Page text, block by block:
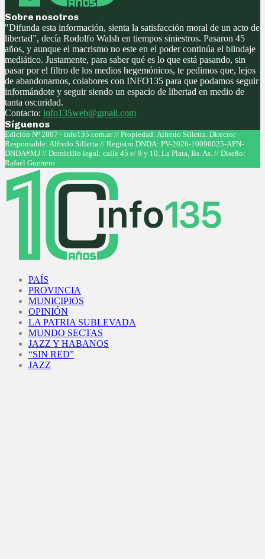
Sobre nosotros
"Difunda esta información, sienta la satisfacción moral de un acto de
libertad”, decía Rodolfo Walsh en tiempos siniestros. Pasaron 45
años, y aunque el macrismo no este en el poder continúa el blindaje
mediático. Justamente, para saber qué es lo que está pasando, sin
pasar por el filtro de los medios hegemónicos, te pedimos que, lejos
de abandonarnos, colabores con INFO135 para que podamos seguir
informándote y seguir siendo un espacio de libertad en medio de
tanta oscuridad.
Contacto: info135web@gmail.com
Síguenos
Facebook
Twitter
Instagram
Youtube
Edición Nº 2807 - info135.com.ar // Propiedad: Alfredo Silletta. Director
Responsable: Alfredo Silletta // Registro DNDA: PV-2026-10090025-APN-
DNDA#MJ // Domicilio legal: calle 45 e/ 9 y 10, La Plata, Bs. As. // Diseño:
Rafael Guerrero
PAÍS
PROVINCIA
MUNICIPIOS
OPINIÓN
LA PATRIA SUBLEVADA
MUNDO SECTAS
JAZZ Y HABANOS
“SIN RED”
JAZZ